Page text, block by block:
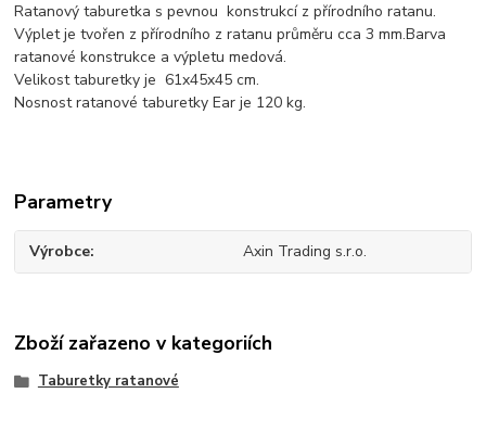
Ratanový taburetka s pevnou konstrukcí z přírodního ratanu.
Výplet je tvořen z přírodního z ratanu průměru cca 3 mm.Barva
ratanové konstrukce a výpletu medová.
Velikost taburetky je 61x45x45 cm.
Nosnost ratanové taburetky Ear je 120 kg.
Parametry
Výrobce Axin Trading s.r.o.
Zboží zařazeno v kategoriích
Taburetky ratanové